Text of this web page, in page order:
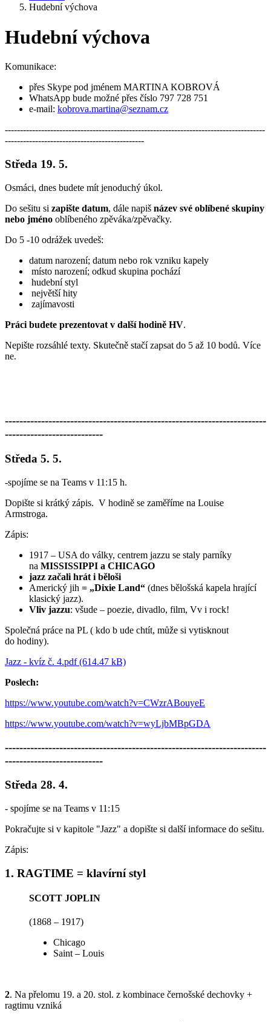
Hudební výchova
Hudební výchova
Komunikace:
přes Skype pod jménem MARTINA KOBROVÁ
WhatsApp bude možné přes číslo 797 728 751
e-mail: kobrova.martina@seznam.cz
--------------------------------------------------------------------------------------
----------------------------------------------
Středa 19. 5.
Osmáci, dnes budete mít jenoduchý úkol.
Do sešitu si zapište datum, dále napiš název své oblíbené skupiny
nebo jméno oblíbeného zpěváka/zpěvačky.
Do 5 -10 odrážek uvedeš:
datum narození; datum nebo rok vzniku kapely
místo narození; odkud skupina pochází
hudební styl
největší hity
zajímavosti
Práci budete prezentovat v další hodině HV.
Nepište rozsáhlé texty. Skutečně stačí zapsat do 5 až 10 bodů. Více
ne.
------------------------------------------------------------------------
---------------------------
Středa 5. 5.
-spojíme se na Teams v 11:15 h.
Dopište si krátký zápis. V hodině se zaměříme na Louise
Armstroga.
Zápis:
1917 – USA do války, centrem jazzu se staly parníky
na MISSISSIPPI a CHICAGO
jazz začali hrát i běloši
Americký jih = „Dixie Land“ (dnes bělošská kapela hrající
klasický jazz).
Vliv jazzu: všude – poezie, divadlo, film, Vv i rock!
Společná práce na PL ( kdo b ude chtít, může si vytisknout
do hodiny).
Jazz - kvíz č. 4.pdf (614.47 kB)
Poslech:
https://www.youtube.com/watch?v=CWzrABouyeE
https://www.youtube.com/watch?v=wyLjbMBpGDA
------------------------------------------------------------------------
---------------------------
Středa 28. 4.
- spojíme se na Teams v 11:15
Pokračujte si v kapitole "Jazz" a dopište si další informace do sešitu.
Zápis:
1. RAGTIME = klavírní styl
SCOTT JOPLIN
(1868 – 1917)
Chicago
Saint – Louis
2. Na přelomu 19. a 20. stol. z kombinace černošské dechovky +
ragtimu vzniká